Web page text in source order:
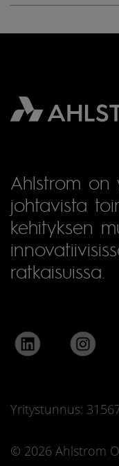
Ahlstrom on
johtavista
kehityksen
ratkaisuissa.
Yritystunnus:
© 2026 Ahlstrom